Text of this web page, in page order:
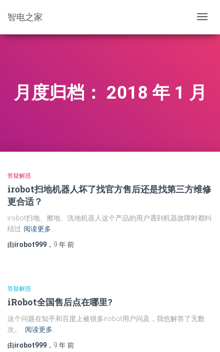
智电之家
换
月度归档： 2018 年 1 月
答疑解惑
irobot扫地机器人坏了找官方售后还是找第三方维修
更合适？
irobot扫地、擦地、洗地机器人这个产品的用户遇到机器故障时都纠
结过 阅读更多…
由irobot999 ， 9 年前
答疑解惑
iRobot全国售后点在哪里?
这个问题在知乎和百度上被很多irobot用户问及，我也解答了无数
次。
阅读更多…
由irobot999 ， 9 年前